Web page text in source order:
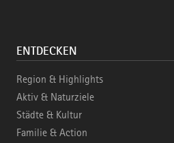
ENTDECKEN
Region & Highlights
Aktiv & Naturziele
Städte & Kultur
Familie & Action